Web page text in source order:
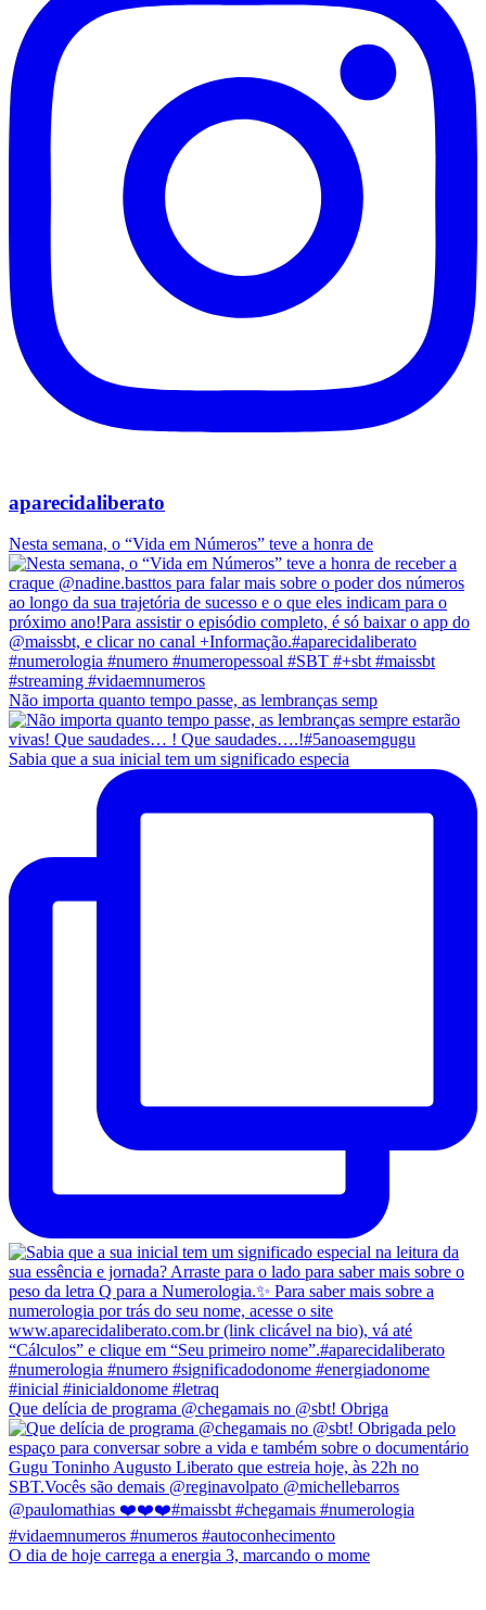
aparecidaliberato
Nesta semana, o “Vida em Números” teve a honra de
Não importa quanto tempo passe, as lembranças semp
Sabia que a sua inicial tem um significado especia
Que delícia de programa @chegamais no @sbt! Obriga
O dia de hoje carrega a energia 3, marcando o mome